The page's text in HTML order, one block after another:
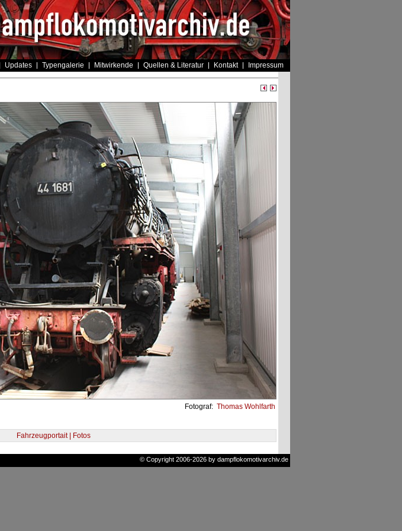
Updates Typengalerie Mitwirkende Quellen & Literatur Kontakt Impressum
Fotograf: Thomas Wohlfarth
Fahrzeugportait | Fotos
© Copyright 2006-2026 by dampflokomotivarchiv.de